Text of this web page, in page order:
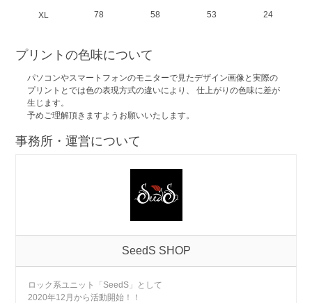
XL 78 58 53 24
プリントの色味について
パソコンやスマートフォンのモニターで見たデザイン画像と実際の
プリントとでは色の表現方式の違いにより、 仕上がりの色味に差が
生じます。
予めご理解頂きますようお願いいたします。
事務所・運営について
SeedS SHOP
ロック系ユニット「SeedS」として
2020年12月から活動開始！！